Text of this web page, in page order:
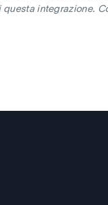
questa integrazione.